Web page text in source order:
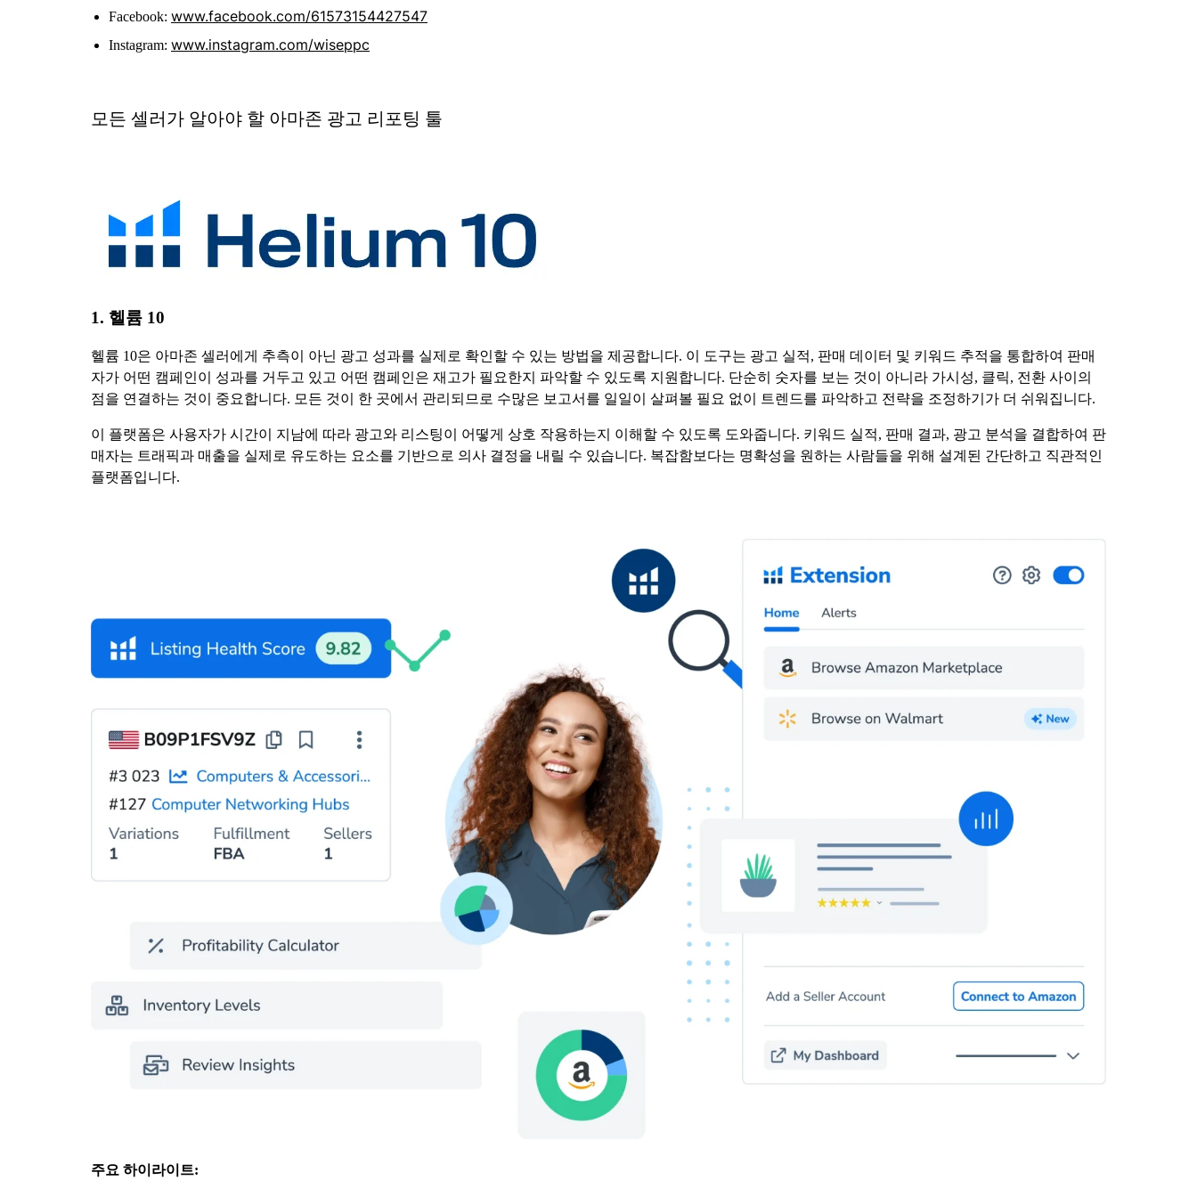
Facebook: www.facebook.com/61573154427547
Instagram: www.instagram.com/wiseppc
모든 셀러가 알아야 할 아마존 광고 리포팅 툴
1. 헬륨 10
헬륨 10은 아마존 셀러에게 추측이 아닌 광고 성과를 실제로 확인할 수 있는 방법을 제공합니다. 이 도구는 광고 실적, 판매 데이터 및 키워드 추적을 통합하여 판매
자가 어떤 캠페인이 성과를 거두고 있고 어떤 캠페인은 재고가 필요한지 파악할 수 있도록 지원합니다. 단순히 숫자를 보는 것이 아니라 가시성, 클릭, 전환 사이의
점을 연결하는 것이 중요합니다. 모든 것이 한 곳에서 관리되므로 수많은 보고서를 일일이 살펴볼 필요 없이 트렌드를 파악하고 전략을 조정하기가 더 쉬워집니다.
이 플랫폼은 사용자가 시간이 지남에 따라 광고와 리스팅이 어떻게 상호 작용하는지 이해할 수 있도록 도와줍니다. 키워드 실적, 판매 결과, 광고 분석을 결합하여 판
매자는 트래픽과 매출을 실제로 유도하는 요소를 기반으로 의사 결정을 내릴 수 있습니다. 복잡함보다는 명확성을 원하는 사람들을 위해 설계된 간단하고 직관적인
플랫폼입니다.
주요 하이라이트: